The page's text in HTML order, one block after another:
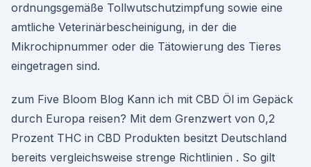
ordnungsgemäße Tollwutschutzimpfung sowie eine
amtliche Veterinärbescheinigung, in der die
Mikrochipnummer oder die Tätowierung des Tieres
eingetragen sind.
zum Five Bloom Blog Kann ich mit CBD Öl im Gepäck
durch Europa reisen? Mit dem Grenzwert von 0,2
Prozent THC in CBD Produkten besitzt Deutschland
bereits vergleichsweise strenge Richtlinien . So gilt